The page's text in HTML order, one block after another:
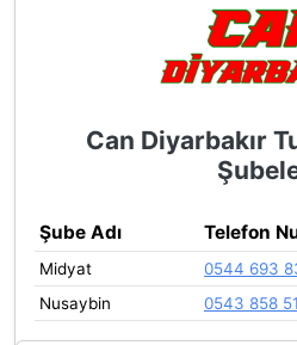
Can Diyarbakır
Şube Adı Telefon
Midyat
0544 693
Nusaybin
0543 858